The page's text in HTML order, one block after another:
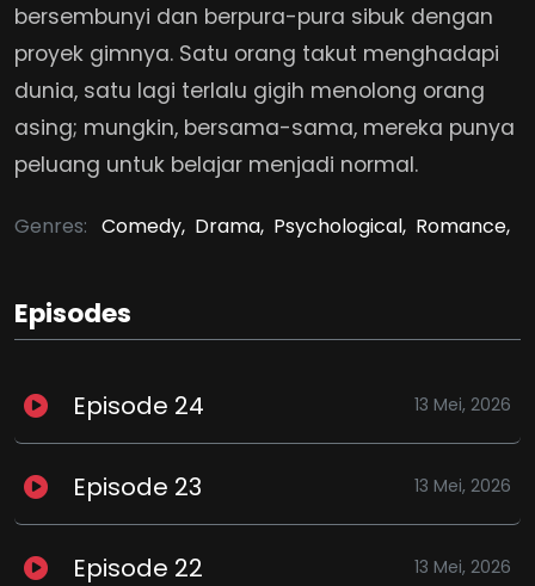
bersembunyi dan berpura-pura sibuk dengan
proyek gimnya. Satu orang takut menghadapi
dunia, satu lagi terlalu gigih menolong orang
asing; mungkin, bersama-sama, mereka punya
peluang untuk belajar menjadi normal.
Genres: Comedy, Drama, Psychological, Romance,
Episodes
Episode 24 13 Mei, 2026
Episode 23 13 Mei, 2026
Episode 22 13 Mei, 2026